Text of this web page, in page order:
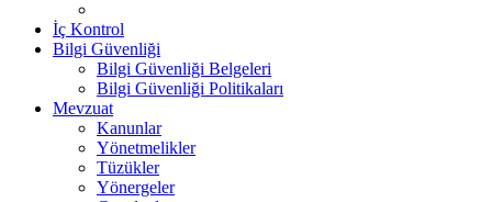
İç Kontrol
Bilgi Güvenliği
Bilgi Güvenliği Belgeleri
Bilgi Güvenliği Politikaları
Mevzuat
Kanunlar
Yönetmelikler
Tüzükler
Yönergeler